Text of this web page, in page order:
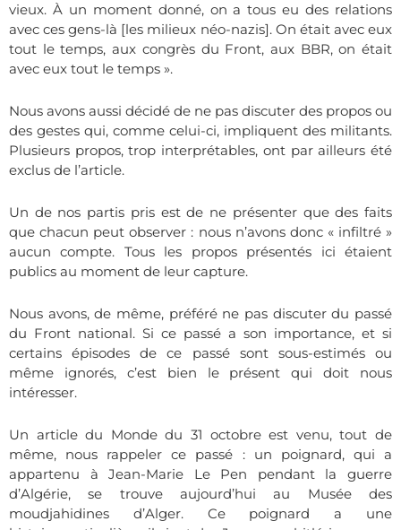
vieux. À un moment donné, on a tous eu des relations
avec ces gens-là [les milieux néo-nazis]. On était avec eux
tout le temps, aux congrès du Front, aux BBR, on était
avec eux tout le temps ».
Nous avons aussi décidé de ne pas discuter des propos ou
des gestes qui, comme celui-ci, impliquent des militants.
Plusieurs propos, trop interprétables, ont par ailleurs été
exclus de l’article.
Un de nos partis pris est de ne présenter que des faits
que chacun peut observer : nous n’avons donc « infiltré »
aucun compte. Tous les propos présentés ici étaient
publics au moment de leur capture.
Nous avons, de même, préféré ne pas discuter du passé
du Front national. Si ce passé a son importance, et si
certains épisodes de ce passé sont sous-estimés ou
même ignorés, c’est bien le présent qui doit nous
intéresser.
Un article du Monde du 31 octobre est venu, tout de
même, nous rappeler ce passé : un poignard, qui a
appartenu à Jean-Marie Le Pen pendant la guerre
d’Algérie, se trouve aujourd’hui au Musée des
moudjahidines d’Alger. Ce poignard a une